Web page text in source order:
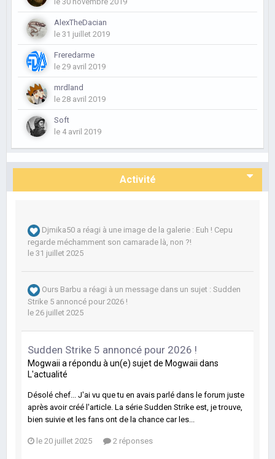
AlexTheDacian
le 31 juillet 2019
Freredarme
le 29 avril 2019
mrdland
le 28 avril 2019
Soft
le 4 avril 2019
Activité
Djmika50 a réagi à une image de la galerie : Euh ! Cepu
regarde méchamment son camarade là, non ?!
le 31 juillet 2025
Ours Barbu a réagi à un message dans un sujet : Sudden
Strike 5 annoncé pour 2026 !
le 26 juillet 2025
Sudden Strike 5 annoncé pour 2026 !
Mogwaii a répondu à un(e) sujet de Mogwaii dans
L'actualité
Désolé chef... J'ai vu que tu en avais parlé dans le forum juste
après avoir créé l'article. La série Sudden Strike est, je trouve,
bien suivie et les fans ont de la chance car les...
le 20 juillet 2025 2 réponses